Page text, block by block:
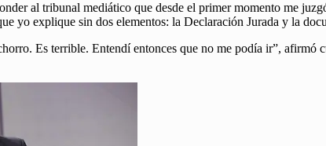
al tribunal mediático que desde el primer momento me
yo explique sin dos elementos: la Declaración Jurada y la
Es terrible. Entendí entonces que no me podía ir”,